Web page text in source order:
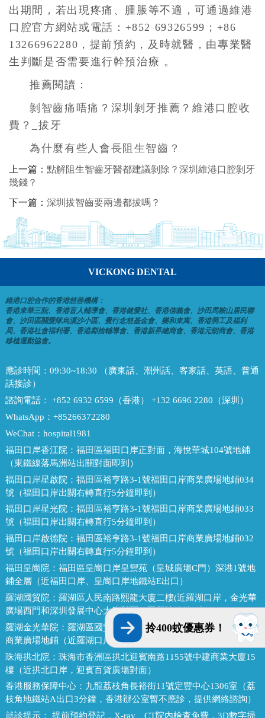
出期間，若出現疼痛、腫脹等不適，可通過維港
口腔官方網站或電話：+852 69326599；+86
13266962280，提前預約，及時就醫，由專業醫
生判斷是否需要進行幹預治療 。
推薦閱讀：
剝智齒痛唔痛？深圳剝牙推薦？維港口腔收
費？_拔牙
為什麼有些人會長阻生智齒？
上一篇： 點解阻生智齒牙醫都建議剝除？深圳維港口腔剝牙
幾錢？
下一篇： 深圳拔智齒要兩邊都拔嗎？
VICKONG DENTAL
維港口腔合作的香港慈善機構：
香港東華三院、香港盲人輔導會、香港健愛社、香港信義會、沙田馬鞍山居民聯
會、沙田區關愛隊烏溪沙小區、覺行念慈基金會、樂和東寓、香港勞工及福利
局、香港社會福利署、香港鄰捨輔導會、香港新界總商會、香港元朗商會、香港
移植運動協會。
應診時間： 09:30~18:30 （廣東話、潮州話、客家話、英語、普通
話接診）
諮詢電話： +852 6932 6599（香港） +132 6696 2280（深圳）
WhatsApp： +85266372280
WeChat： hospital1981
福田口岸香江院： 福田區福田口岸正對面，海悅華城104號地鋪
（東鐵線落馬洲站出關對面即到）
福田口岸星啟院： 福田區裕亨路3-1號福田口岸商業廣場地鋪034
號（福田口岸出關右轉直行5分鐘即到）
福田口岸星光院： 福田區裕亨路3-1號福田口岸商業廣場地鋪033
號（福田口岸出關右轉直行5分鐘即到）
福田口岸啟德院： 福田區裕亨路3-1號福田口岸商業廣場地鋪032
號（福田口岸出關右轉直行5分鐘即到）
福田皇崗院： 福田區皇崗口岸皇禦苑（皇城廣場C門）深港1號地
鋪全層（近福田口岸、皇崗口岸地鐵站E出口）
羅湖國貿院： 羅湖區人民南路熙龍大廈二樓(近羅湖口岸，金光華
廣場西門和深圳發展中心大廈對面，國貿地鐵站E出口）
羅湖金光華院： 羅湖區國貿金光華廣場東二門對面，南湖路凱利
商業廣場地鋪（近羅湖口岸、國貿地鐵站B出口）
珠海拱北院： 珠海市香洲區拱北迎賓南路1155號中建商業大廈15
樓（近拱北口岸，迎賓百貨廣場對面）
香港服務保障中心： 九龍荔枝角長裕街11號定豐中心1306室（荔
枝角地鐵站A出口3分鐘，香港辦公室暫不應診，提供網絡諮詢）
就診提示： 提前預約登記，X-ray、CT院內檢查免費，3D數字掃
拎400蚊優惠券！